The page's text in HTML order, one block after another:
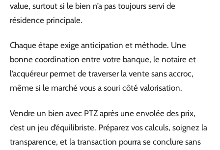
value, surtout si le bien n’a pas toujours servi de
résidence principale.
Chaque étape exige anticipation et méthode. Une
bonne coordination entre votre banque, le notaire et
l’acquéreur permet de traverser la vente sans accroc,
même si le marché vous a souri côté valorisation.
Vendre un bien avec PTZ après une envolée des prix,
c’est un jeu d’équilibriste. Préparez vos calculs, soignez la
transparence, et la transaction pourra se conclure sans